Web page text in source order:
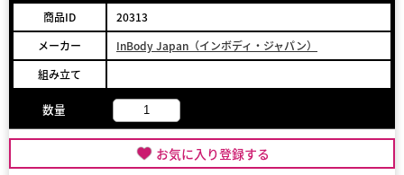
商品ID
20313
メーカー
InBody Japan（インボディ・ジャパン）
組み立て
数量
お気に入り登録する